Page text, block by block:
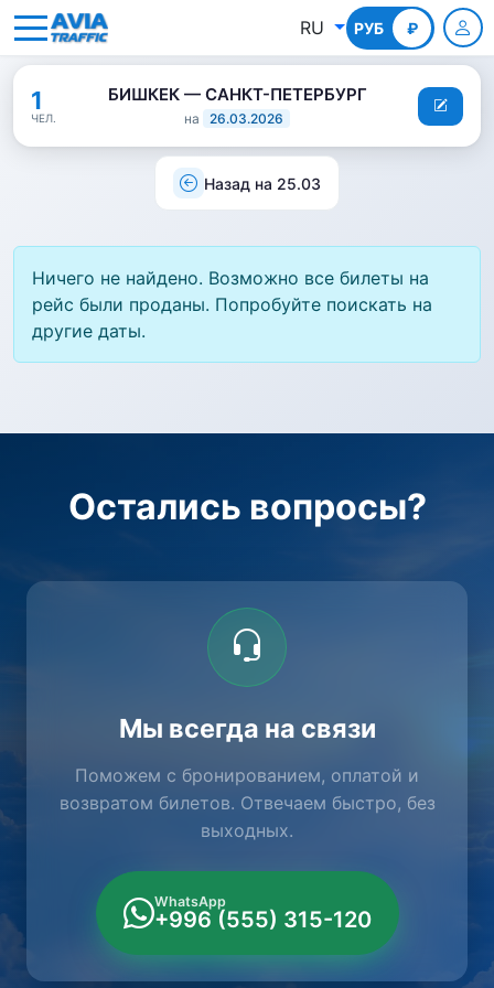
RU РУБ ₽
КГС
1
ЧЕЛ.
БИШКЕК — САНКТ-ПЕТЕРБУРГ
на 26.03.2026
Назад на 25.03
Ничего не найдено. Возможно все билеты на
рейс были проданы. Попробуйте поискать на
другие даты.
Остались вопросы?
Мы всегда на связи
Поможем с бронированием, оплатой и
возвратом билетов. Отвечаем быстро, без
выходных.
WhatsApp
+996 (555) 315-120